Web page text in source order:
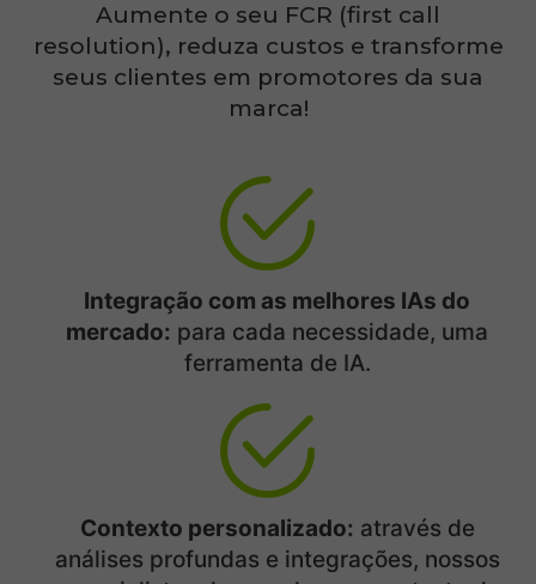
Aumente o seu FCR (first call
resolution), reduza custos e transforme
seus clientes em promotores da sua
marca!
Integração com as melhores IAs do
mercado: para cada necessidade, uma
ferramenta de IA.
Contexto personalizado: através de
análises profundas e integrações, nossos